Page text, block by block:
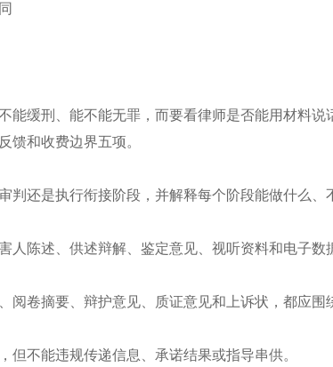
缓刑、能不能无罪，而要看律师是否能用材料说
馈和收费边界五项。
判还是执行衔接阶段，并解释每个阶段能做什么、
人陈述、供述辩解、鉴定意见、视听资料和电子数
阅卷摘要、辩护意见、质证意见和上诉状，都应围
不能违规传递信息、承诺结果或指导串供。